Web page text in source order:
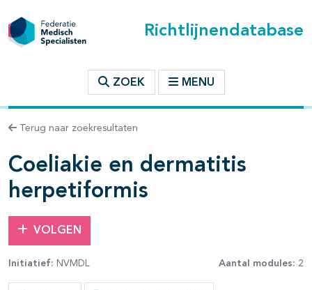
Richtlijnendatabase
ZOEK MENU
Terug naar zoekresultaten
Coeliakie en dermatitis
herpetiformis
VOLGEN
Initiatief: NVMDL Aantal modules: 2
binnen deze richtlijn